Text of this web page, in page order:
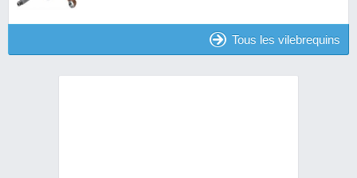
Tous les vilebrequins